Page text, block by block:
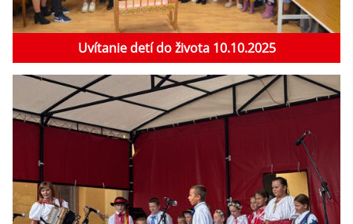
Uvítanie detí do života 10.10.2025